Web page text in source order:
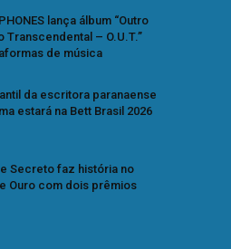
lança álbum “Outro
Transcendental – O.U.T.”
de música
da escritora paranaense
estará na Bett Brasil 2026
Secreto faz história no
Ouro com dois prêmios